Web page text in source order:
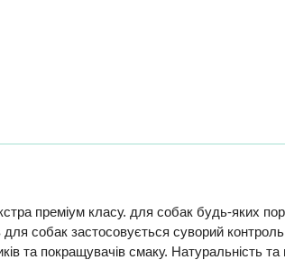
преміум класу. для собак будь-яких
собак застосовується суворий контроль
та покращувачів смаку. Натуральність та